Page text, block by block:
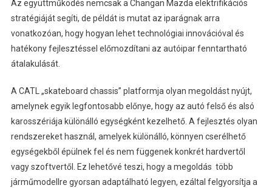
Az együttműködés nemcsak a Changan Mazda elektrifikációs
stratégiáját segíti, de példát is mutat az iparágnak arra
vonatkozóan, hogy hogyan lehet technológiai innovációval és
hatékony fejlesztéssel előmozdítani az autóipar fenntartható
átalakulását.
A CATL „skateboard chassis” platformja olyan megoldást nyújt,
amelynek egyik legfontosabb előnye, hogy az autó felső és alsó
karosszériája különálló egységként kezelhető. A fejlesztés olyan
rendszereket használ, amelyek különálló, könnyen cserélhető
egységekből épülnek fel és nem függenek konkrét hardvertől
vagy szoftvertől. Ez lehetővé teszi, hogy a megoldás több
járműmodellre gyorsan adaptálható legyen, ezáltal felgyorsítja a